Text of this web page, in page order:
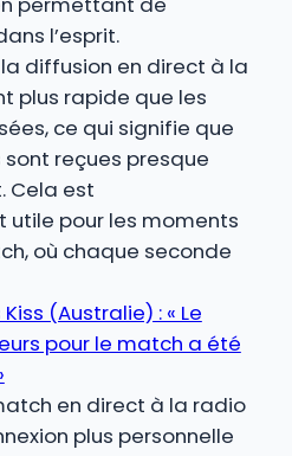
l’esprit.
diffusion en direct à la
plus rapide que les
ce qui signifie que
reçues presque
Cela est
utile pour les moments
où chaque seconde
Kiss (Australie) : « Le
pour le match a été
en direct à la radio
plus personnelle